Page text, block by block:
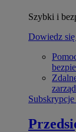
Szybki i
Dowiedz